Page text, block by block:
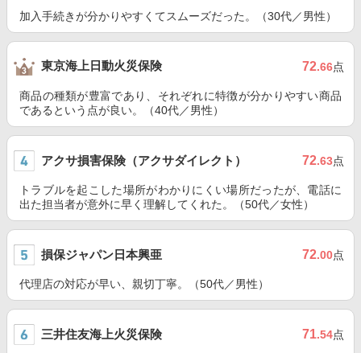
加入手続きが分かりやすくてスムーズだった。（30代／男性）
東京海上日動火災保険 72.66点
商品の種類が豊富であり、それぞれに特徴が分かりやすい商品
であるという点が良い。（40代／男性）
アクサ損害保険（アクサダイレクト） 72.63点
トラブルを起こした場所がわかりにくい場所だったが、電話に
出た担当者が意外に早く理解してくれた。（50代／女性）
損保ジャパン日本興亜 72.00点
代理店の対応が早い、親切丁寧。（50代／男性）
三井住友海上火災保険 71.54点